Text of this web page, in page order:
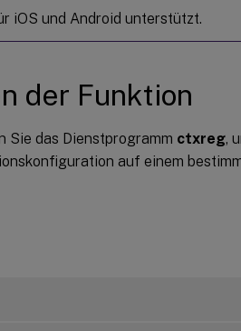
iOS und Android unterstützt.
der Funktion
Sie das Dienstprogramm ctxreg,
auf einem